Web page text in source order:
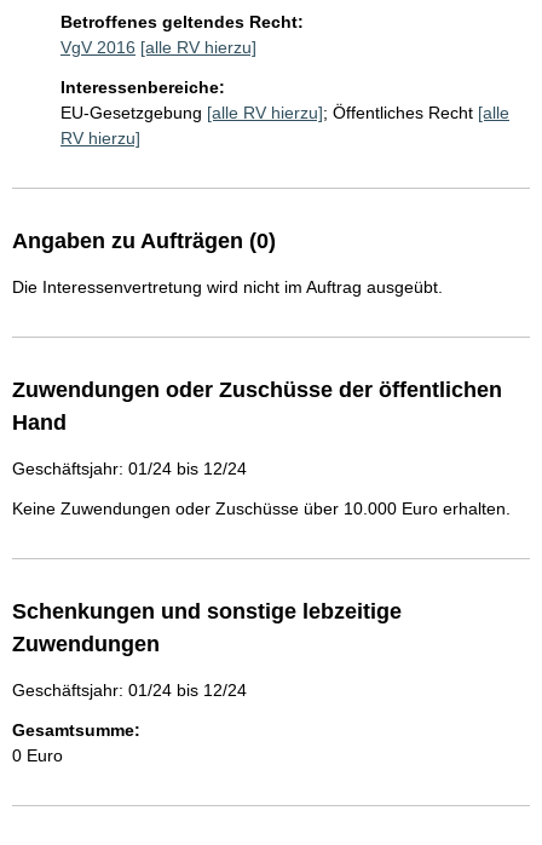
Betroffenes geltendes Recht:
VgV 2016 [alle RV hierzu]
Interessenbereiche:
EU-Gesetzgebung [alle RV hierzu]; Öffentliches Recht [alle
RV hierzu]
Angaben zu Aufträgen (0)
Die Interessenvertretung wird nicht im Auftrag ausgeübt.
Zuwendungen oder Zuschüsse der öffentlichen
Hand
Geschäftsjahr: 01/24 bis 12/24
Keine Zuwendungen oder Zuschüsse über 10.000 Euro erhalten.
Schenkungen und sonstige lebzeitige
Zuwendungen
Geschäftsjahr: 01/24 bis 12/24
Gesamtsumme:
0 Euro